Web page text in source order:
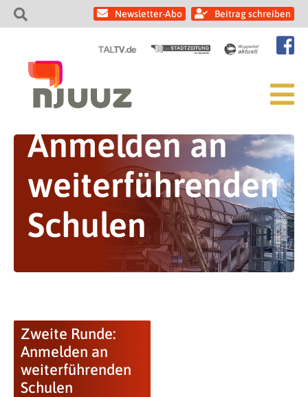
Newsletter-Abo Beitrag schreiben
Anmelden an
weiterführenden
Schulen
Zweite Runde:
Anmelden an
weiterführenden
Schulen